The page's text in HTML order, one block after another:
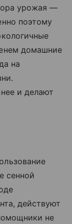
урожая —
поэтому
домашние
на
и делают
сенной
действуют
не